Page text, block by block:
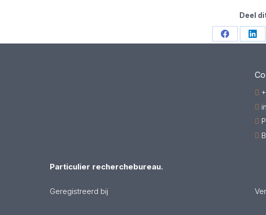
Deel
Share
Facebook
Particulier recherchebureau.
Geregistreerd bij